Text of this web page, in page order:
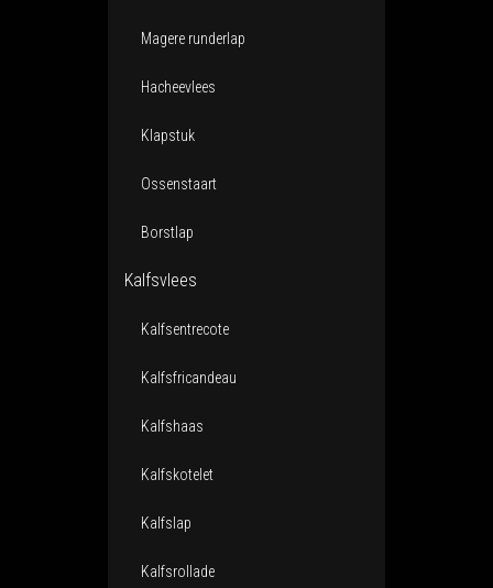
Magere runderlap
Hacheevlees
Klapstuk
Ossenstaart
Borstlap
Kalfsvlees
Kalfsentrecote
Kalfsfricandeau
Kalfshaas
Kalfskotelet
Kalfslap
Kalfsrollade